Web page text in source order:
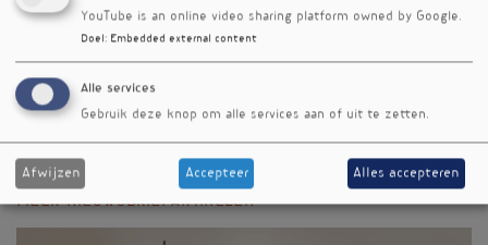
Rubriek
Onderzoek
Auteur
Cindy de Waard
Editienummer
365
Meer nieuwsbriefartikelen
YouTube is an online video sharing platform owned by Google.
Doel : Embedded external content
Alle services
Gebruik deze knop om alle services aan of uit te zetten.
Afwijzen Accepteer Alles accepteren